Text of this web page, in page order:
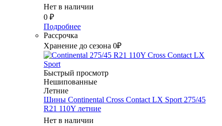
Нет в наличии
0 ₽
Подробнее
Рассрочка
Хранение до сезона 0₽
Быстрый просмотр
Нешипованные
Летние
Шины Continental Cross Contact LX Sport 275/45
R21 110Y летние
Нет в наличии